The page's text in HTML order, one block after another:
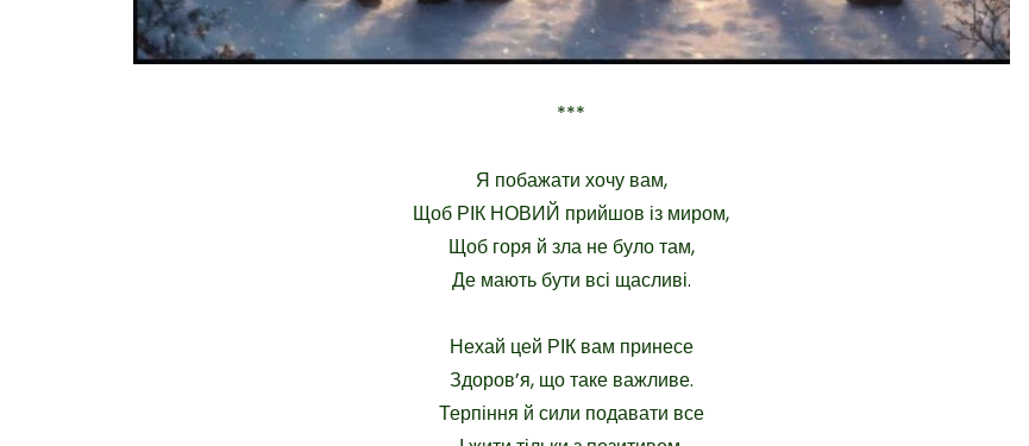
***
Я побажати хочу вам,
Щоб РІК НОВИЙ прийшов із миром,
Щоб горя й зла не було там,
Де мають бути всі щасливі.
Нехай цей РІК вам принесе
Здоров’я, що таке важливе.
Терпіння й сили подавати все